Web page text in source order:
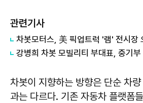
관련기사
차봇모터스, 美 픽업트럭 '램' 전시장
강병희 차봇 모빌리티 부대표, 중기
차봇이 지향하는 방향은 단순 차
과는 다르다. 기존 자동차 플랫폼